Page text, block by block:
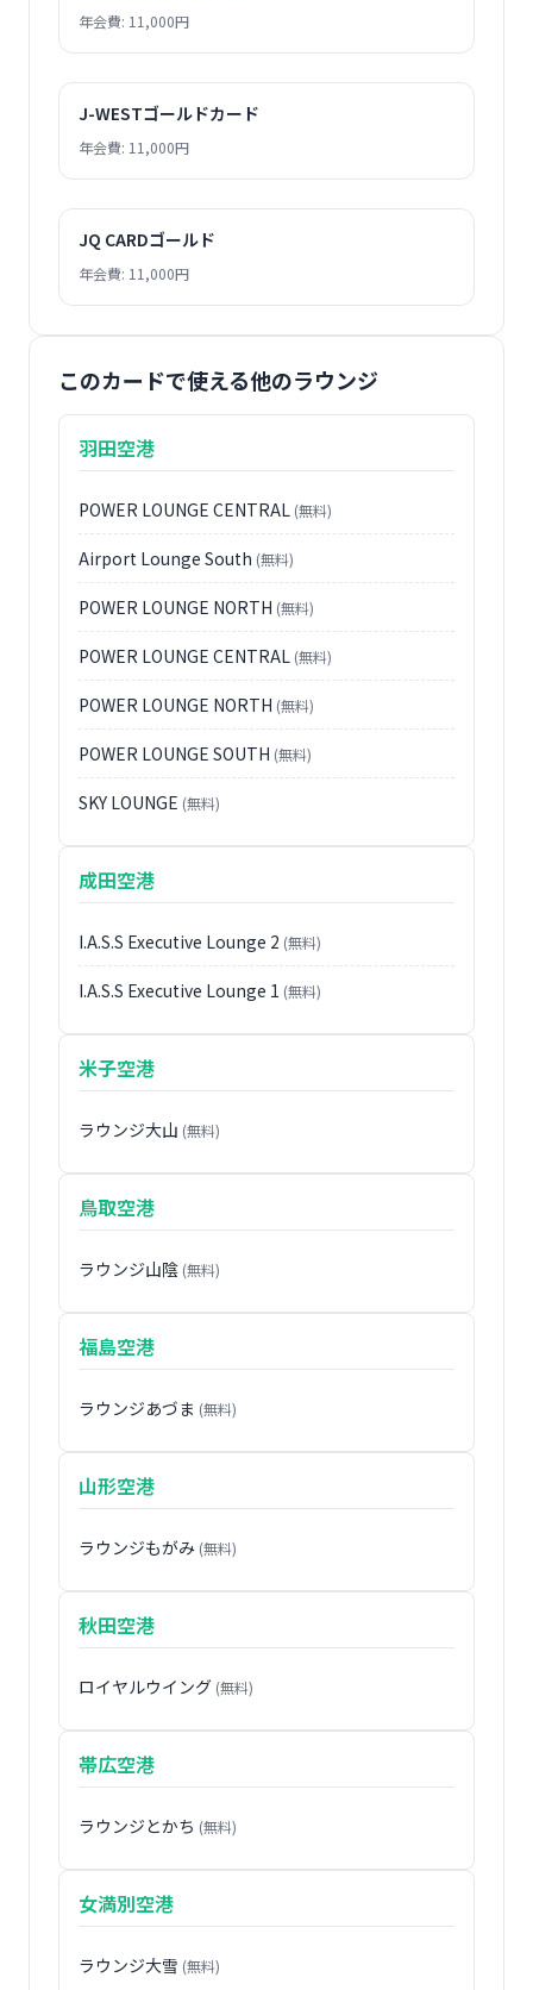
年会費: 11,000円
J-WESTゴールドカード
年会費: 11,000円
JQ CARDゴールド
年会費: 11,000円
このカードで使える他のラウンジ
羽田空港
POWER LOUNGE CENTRAL (無料)
Airport Lounge South (無料)
POWER LOUNGE NORTH (無料)
POWER LOUNGE CENTRAL (無料)
POWER LOUNGE NORTH (無料)
POWER LOUNGE SOUTH (無料)
SKY LOUNGE (無料)
成田空港
I.A.S.S Executive Lounge 2 (無料)
I.A.S.S Executive Lounge 1 (無料)
米子空港
ラウンジ大山 (無料)
鳥取空港
ラウンジ山陰 (無料)
福島空港
ラウンジあづま (無料)
山形空港
ラウンジもがみ (無料)
秋田空港
ロイヤルウイング (無料)
帯広空港
ラウンジとかち (無料)
女満別空港
ラウンジ大雪 (無料)